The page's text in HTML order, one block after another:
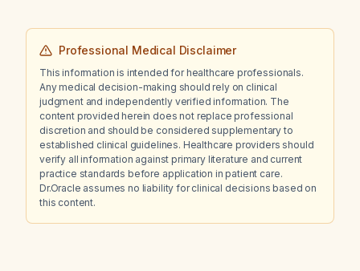
Professional Medical Disclaimer
This information is intended for healthcare professionals.
Any medical decision-making should rely on clinical
judgment and independently verified information. The
content provided herein does not replace professional
discretion and should be considered supplementary to
established clinical guidelines. Healthcare providers should
verify all information against primary literature and current
practice standards before application in patient care.
Dr.Oracle assumes no liability for clinical decisions based on
this content.